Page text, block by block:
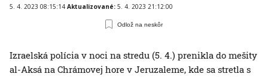
5. 4. 2023 08:15:14 Aktualizované: 5. 4. 2023 21:12:00
Odlož na neskôr
Izraelská polícia v noci na stredu (5. 4.) prenikla do mešity
al-Aksá na Chrámovej hore v Jeruzaleme, kde sa stretla s